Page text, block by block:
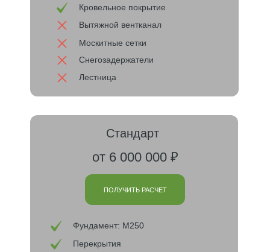
Кровельное покрытие
Вытяжной вентканал
Москитные сетки
Снегозадержатели
Лестница
Стандарт
ПОЛУЧИТЬ РАСЧЕТ
от 6 000 000 ₽
Фундамент: М250
Перекрытия